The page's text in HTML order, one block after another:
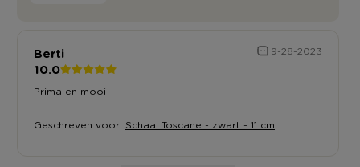
Berti 9-28-2023
10.0
Prima en mooi
Geschreven voor: Schaal Toscane - zwart - 11 cm